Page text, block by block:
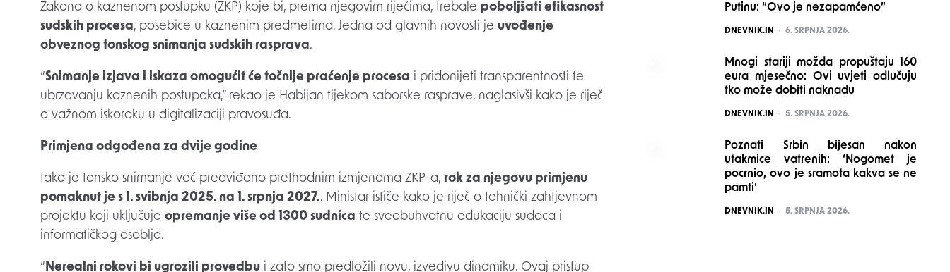
Zakona o kaznenom postupku (ZKP) koje bi, prema njegovim riječima, trebale poboljšati efikasnost
sudskih procesa, posebice u kaznenim predmetima. Jedna od glavnih novosti je uvođenje
obveznog tonskog snimanja sudskih rasprava.
“Snimanje izjava i iskaza omogućit će točnije praćenje procesa i pridonijeti transparentnosti te
ubrzavanju kaznenih postupaka,” rekao je Habijan tijekom saborske rasprave, naglasivši kako je riječ
o važnom iskoraku u digitalizaciji pravosuđa.
Primjena odgođena za dvije godine
Iako je tonsko snimanje već predviđeno prethodnim izmjenama ZKP-a, rok za njegovu primjenu
pomaknut je s 1. svibnja 2025. na 1. srpnja 2027.. Ministar ističe kako je riječ o tehnički zahtjevnom
projektu koji uključuje opremanje više od 1300 sudnica te sveobuhvatnu edukaciju sudaca i
informatičkog osoblja.
“Nerealni rokovi bi ugrozili provedbu i zato smo predložili novu, izvedivu dinamiku. Ovaj pristup
Putinu: “Ovo je nezapamćeno”
POSTED
DNEVNIK.IN 6. SRPNJA 2026.
Mnogi stariji možda propuštaju 160
eura mjesečno: Ovi uvjeti odlučuju
tko može dobiti naknadu
POSTED
DNEVNIK.IN 5. SRPNJA 2026.
Poznati Srbin bijesan nakon
utakmice vatrenih: ‘Nogomet je
pocrnio, ovo je sramota kakva se ne
pamti’
POSTED
DNEVNIK.IN 5. SRPNJA 2026.